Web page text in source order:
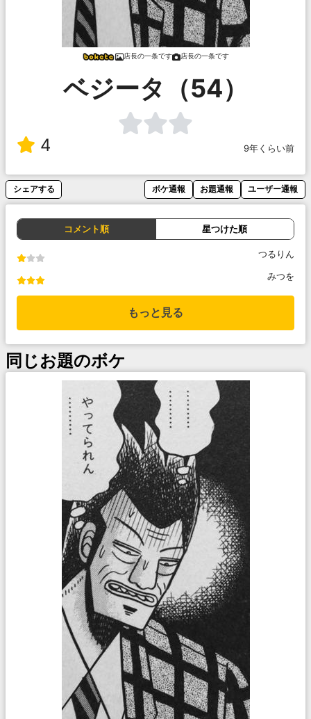
店長の一条です 店長の一条です
ベジータ（54）
4 9年くらい前
シェアする ボケ通報 お題通報 ユーザー通報
コメント順 星つけた順
つるりん
みつを
もっと見る
同じお題のボケ